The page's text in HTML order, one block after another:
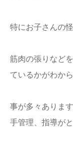
特にお子さんの
筋肉の張りなど
ているかがわから
事が多々ありま
手管理、指導が